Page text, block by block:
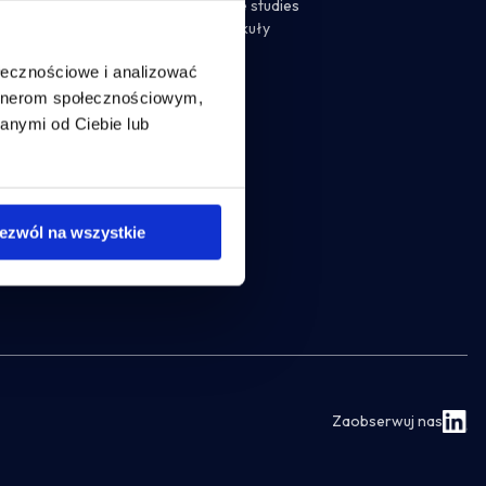
i analizować
społecznościowym,
od Ciebie lub
na wszystkie
Incube ILA 16
IT
Case studies
Artykuły
Zaobserwuj nas